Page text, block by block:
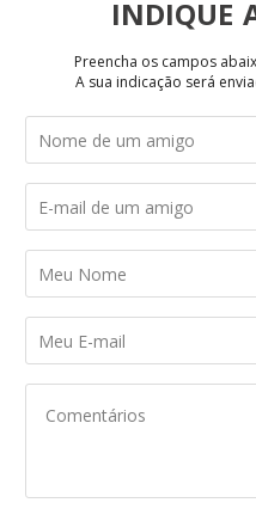
INDIQUE
Preencha os campos
A sua indicação será